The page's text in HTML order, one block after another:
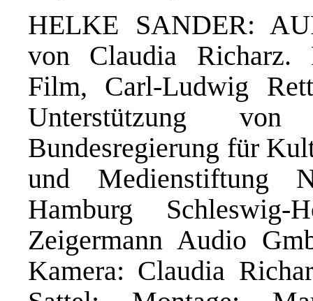
HELKE SANDER:
von Claudia Richarz.
Film, Carl-Ludwig
Unterstützung
Bundesregierung für
und Medienstiftung
Hamburg
Zeigermann Audio
Kamera: Claudia